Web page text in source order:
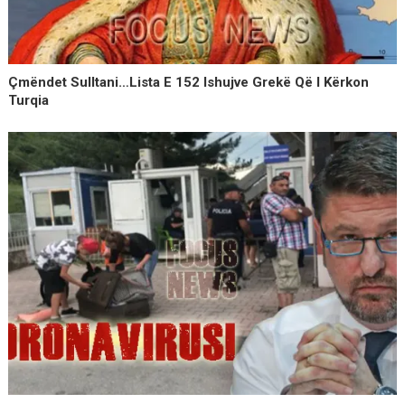
Çmëndet Sulltani…Lista E 152 Ishujve Grekë Që I Kërkon
Turqia